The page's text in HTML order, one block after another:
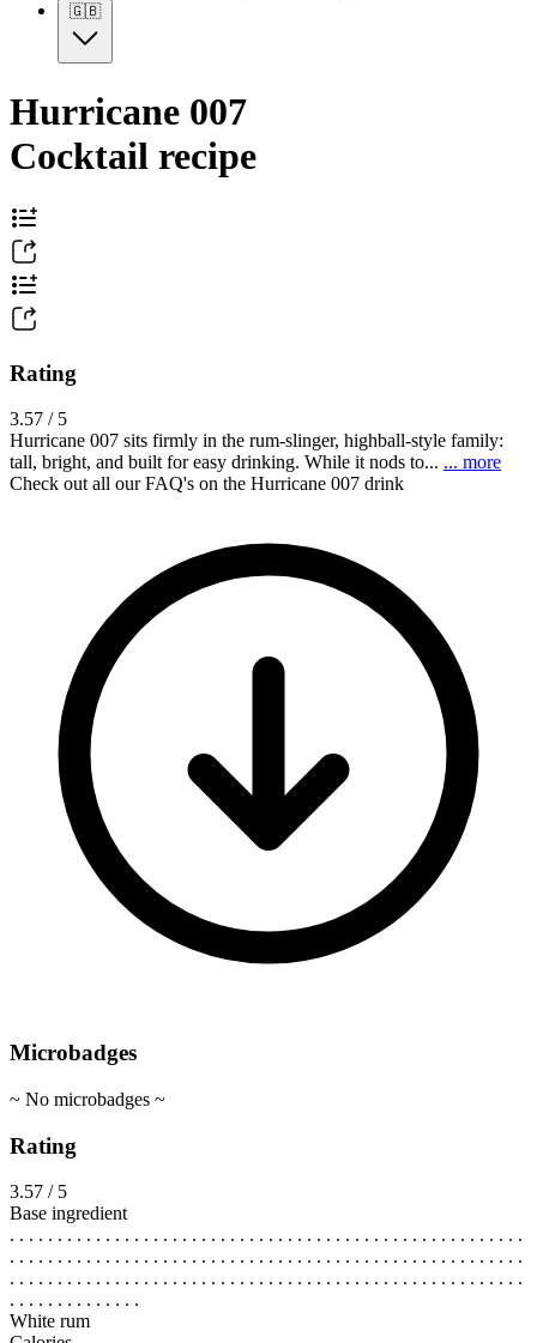
🇬🇧
Hurricane 007
Cocktail recipe
Rating
3.57 / 5
Hurricane 007 sits firmly in the rum-slinger, highball-style family:
tall, bright, and built for easy drinking. While it nods to... ... more
Check out all our FAQ's on the Hurricane 007 drink
Microbadges
~ No microbadges ~
Rating
3.57 / 5
Base ingredient
. . . . . . . . . . . . . . . . . . . . . . . . . . . . . . . . . . . . . . . . . . . . . . . . . . . . . .
. . . . . . . . . . . . . . . . . . . . . . . . . . . . . . . . . . . . . . . . . . . . . . . . . . . . . .
. . . . . . . . . . . . . . . . . . . . . . . . . . . . . . . . . . . . . . . . . . . . . . . . . . . . . .
. . . . . . . . . . . . . .
White rum